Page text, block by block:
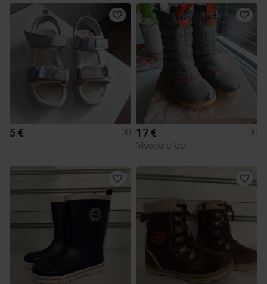
5 € 30 17 €
30
Vivobarefoot